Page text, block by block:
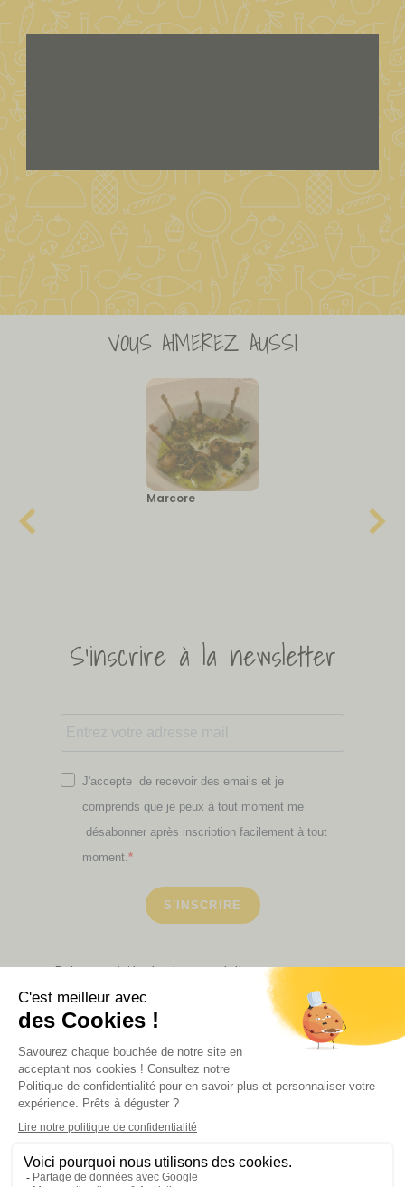
VOUS AIMEREZ AUSSI
Marcore
S'inscrire à la newsletter
J'accepte de recevoir des emails et je
comprends que je peux à tout moment me
désabonner après inscription facilement à tout
moment.
S'INSCRIRE
Retrouvez ici toutes les newsletters que vous avez
VOIR NOS PARTENAIRES
LA BOUTIQUE